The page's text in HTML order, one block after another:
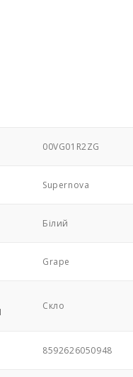
00VG01R2ZG
Supernova
Білий
Grape
Скло
8592626050948